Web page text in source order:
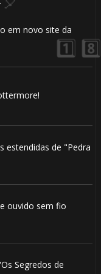
em novo site da
estendidas de "Pedra
ouvido sem fio
Segredos de